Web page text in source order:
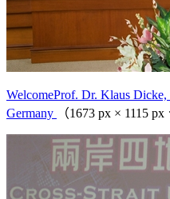
WelcomeProf. Dr. Klaus
Germany
（1673 px × 1115 px